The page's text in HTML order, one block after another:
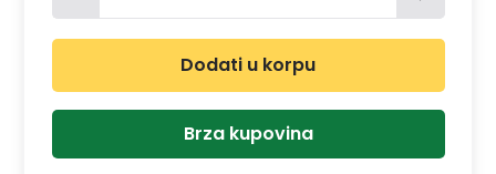
Dodati u korpu
Brza kupovina